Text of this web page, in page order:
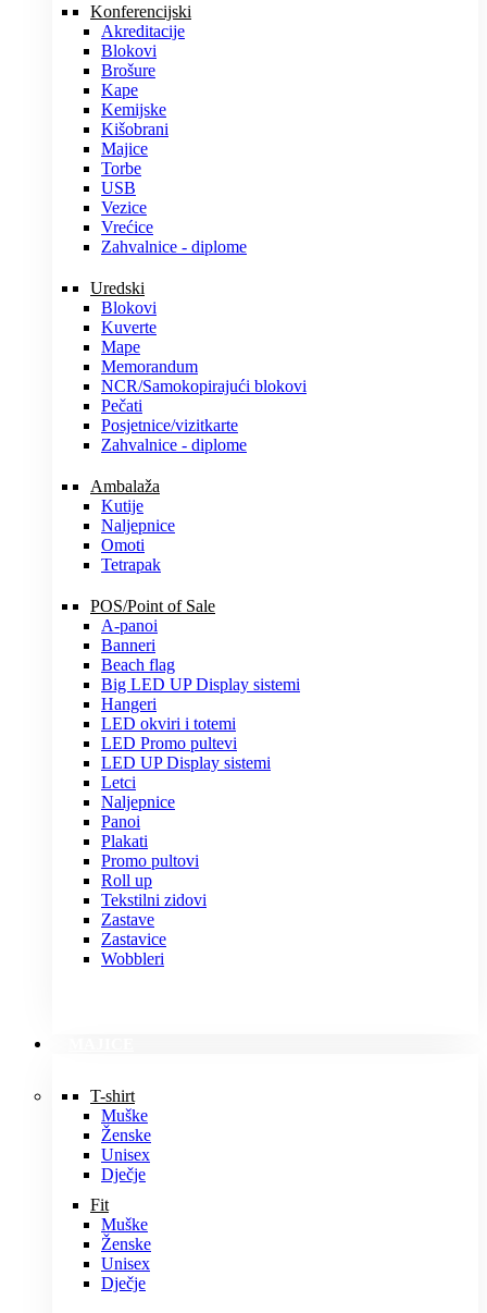
Konferencijski
Akreditacije
Blokovi
Brošure
Kape
Kemijske
Kišobrani
Majice
Torbe
USB
Vezice
Vrećice
Zahvalnice - diplome
Uredski
Blokovi
Kuverte
Mape
Memorandum
NCR/Samokopirajući blokovi
Pečati
Posjetnice/vizitkarte
Zahvalnice - diplome
Ambalaža
Kutije
Naljepnice
Omoti
Tetrapak
POS/Point of Sale
A-panoi
Banneri
Beach flag
Big LED UP Display sistemi
Hangeri
LED okviri i totemi
LED Promo pultevi
LED UP Display sistemi
Letci
Naljepnice
Panoi
Plakati
Promo pultovi
Roll up
Tekstilni zidovi
Zastave
Zastavice
Wobbleri
T-shirt
Muške
Ženske
Unisex
Dječje
Fit
Muške
Ženske
Unisex
Dječje